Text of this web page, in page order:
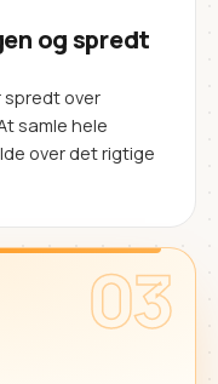
og spredt
spredt over
samle hele
over det rigtige
03